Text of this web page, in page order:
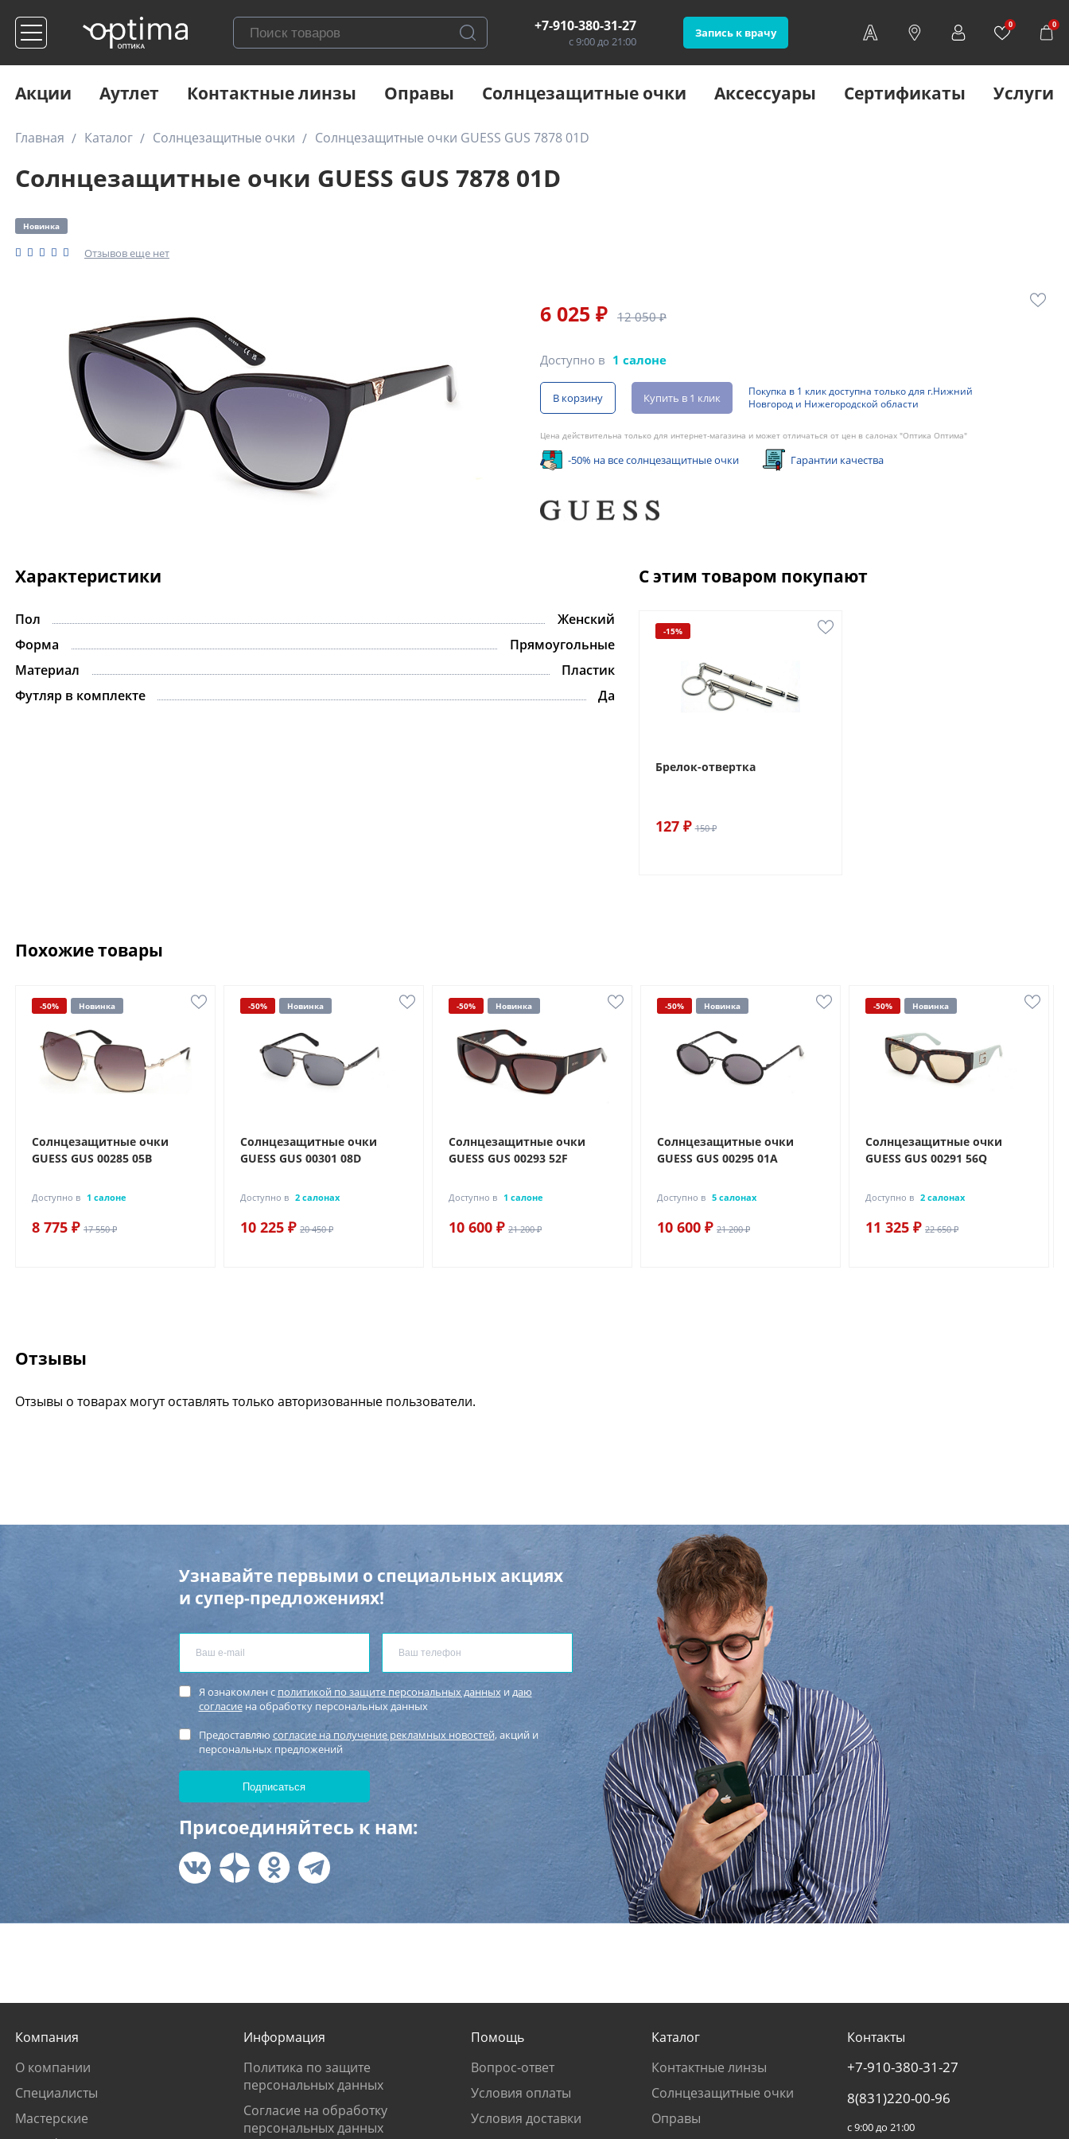
+7-910-380-31-27
с 9:00 до 21:00
Запись к врачу
0 0
Акции Аутлет Контактные линзы Оправы Солнцезащитные очки Аксессуары Сертификаты Услуги
Главная Каталог Солнцезащитные очки Солнцезащитные очки GUESS GUS 7878 01D
Солнцезащитные очки GUESS GUS 7878 01D
Новинка
Отзывов еще нет
6 025 ₽ 12 050 ₽
Доступно в 1 салоне
В корзину Купить в 1 клик
Покупка в 1 клик доступна только для г.Нижний
Новгород и Нижегородской области
Цена действительна только для интернет-магазина и может отличаться от цен в салонах "Оптика Оптима"
-50% на все солнцезащитные очки Гарантии качества
Характеристики
Пол
Женский
Форма
Прямоугольные
Материал
Пластик
Футляр в комплекте
Да
С этим товаром покупают
-15%
Брелок-отвертка
127 ₽ 150 ₽
Похожие товары
-50% Новинка
Солнцезащитные очки
GUESS GUS 00285 05B
Доступно в 1 салоне
8 775 ₽ 17 550 ₽
-50% Новинка
Солнцезащитные очки
GUESS GUS 00301 08D
Доступно в 2 салонах
10 225 ₽ 20 450 ₽
-50% Новинка
Солнцезащитные очки
GUESS GUS 00293 52F
Доступно в 1 салоне
10 600 ₽ 21 200 ₽
-50% Новинка
Солнцезащитные очки
GUESS GUS 00295 01A
Доступно в 5 салонах
10 600 ₽ 21 200 ₽
-50% Новинка
Солнцезащитные очки
GUESS GUS 00291 56Q
Доступно в 2 салонах
11 325 ₽ 22 650 ₽
Отзывы
Отзывы о товарах могут оставлять только авторизованные пользователи.
Узнавайте первыми о специальных акциях
и супер-предложениях!
Я ознакомлен с политикой по защите персональных данных и даю
согласиена обработку персональных данных
Предоставляю согласие на получение рекламных новостей, акций и
персональных предложений
Присоединяйтесь к нам:
Компания
О компании
Специалисты
Мастерские
Информация
Политика по защите
персональных данных
Согласие на обработку
персональных данных
Помощь
Вопрос-ответ
Условия оплаты
Условия доставки
Каталог
Контактные линзы
Солнцезащитные очки
Оправы
Контакты
+7-910-380-31-27
8(831)220-00-96
с 9:00 до 21:00